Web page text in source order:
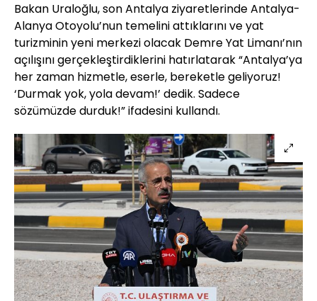
Bakan Uraloğlu, son Antalya ziyaretlerinde Antalya-
Alanya Otoyolu’nun temelini attıklarını ve yat
turizminin yeni merkezi olacak Demre Yat Limanı’nın
açılışını gerçekleştirdiklerini hatırlatarak “Antalya’ya
her zaman hizmetle, eserle, bereketle geliyoruz!
‘Durmak yok, yola devam!’ dedik. Sadece
sözümüzde durduk!” ifadesini kullandı.